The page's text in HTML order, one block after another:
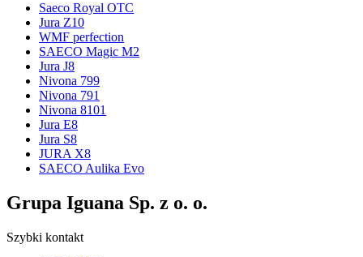
Saeco Royal OTC
Jura Z10
WMF perfection
SAECO Magic M2
Jura J8
Nivona 799
Nivona 791
Nivona 8101
Jura E8
Jura S8
JURA X8
SAECO Aulika Evo
Grupa Iguana Sp. z o. o.
Szybki kontakt